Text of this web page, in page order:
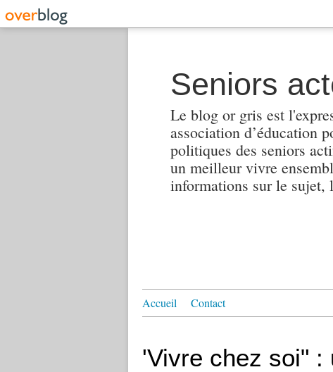
Seniors
Le blog or gris est
association d’éducation
politiques des seniors
un meilleur vivre
informations sur le sujet,
Accueil Contact
'Vivre chez soi" :